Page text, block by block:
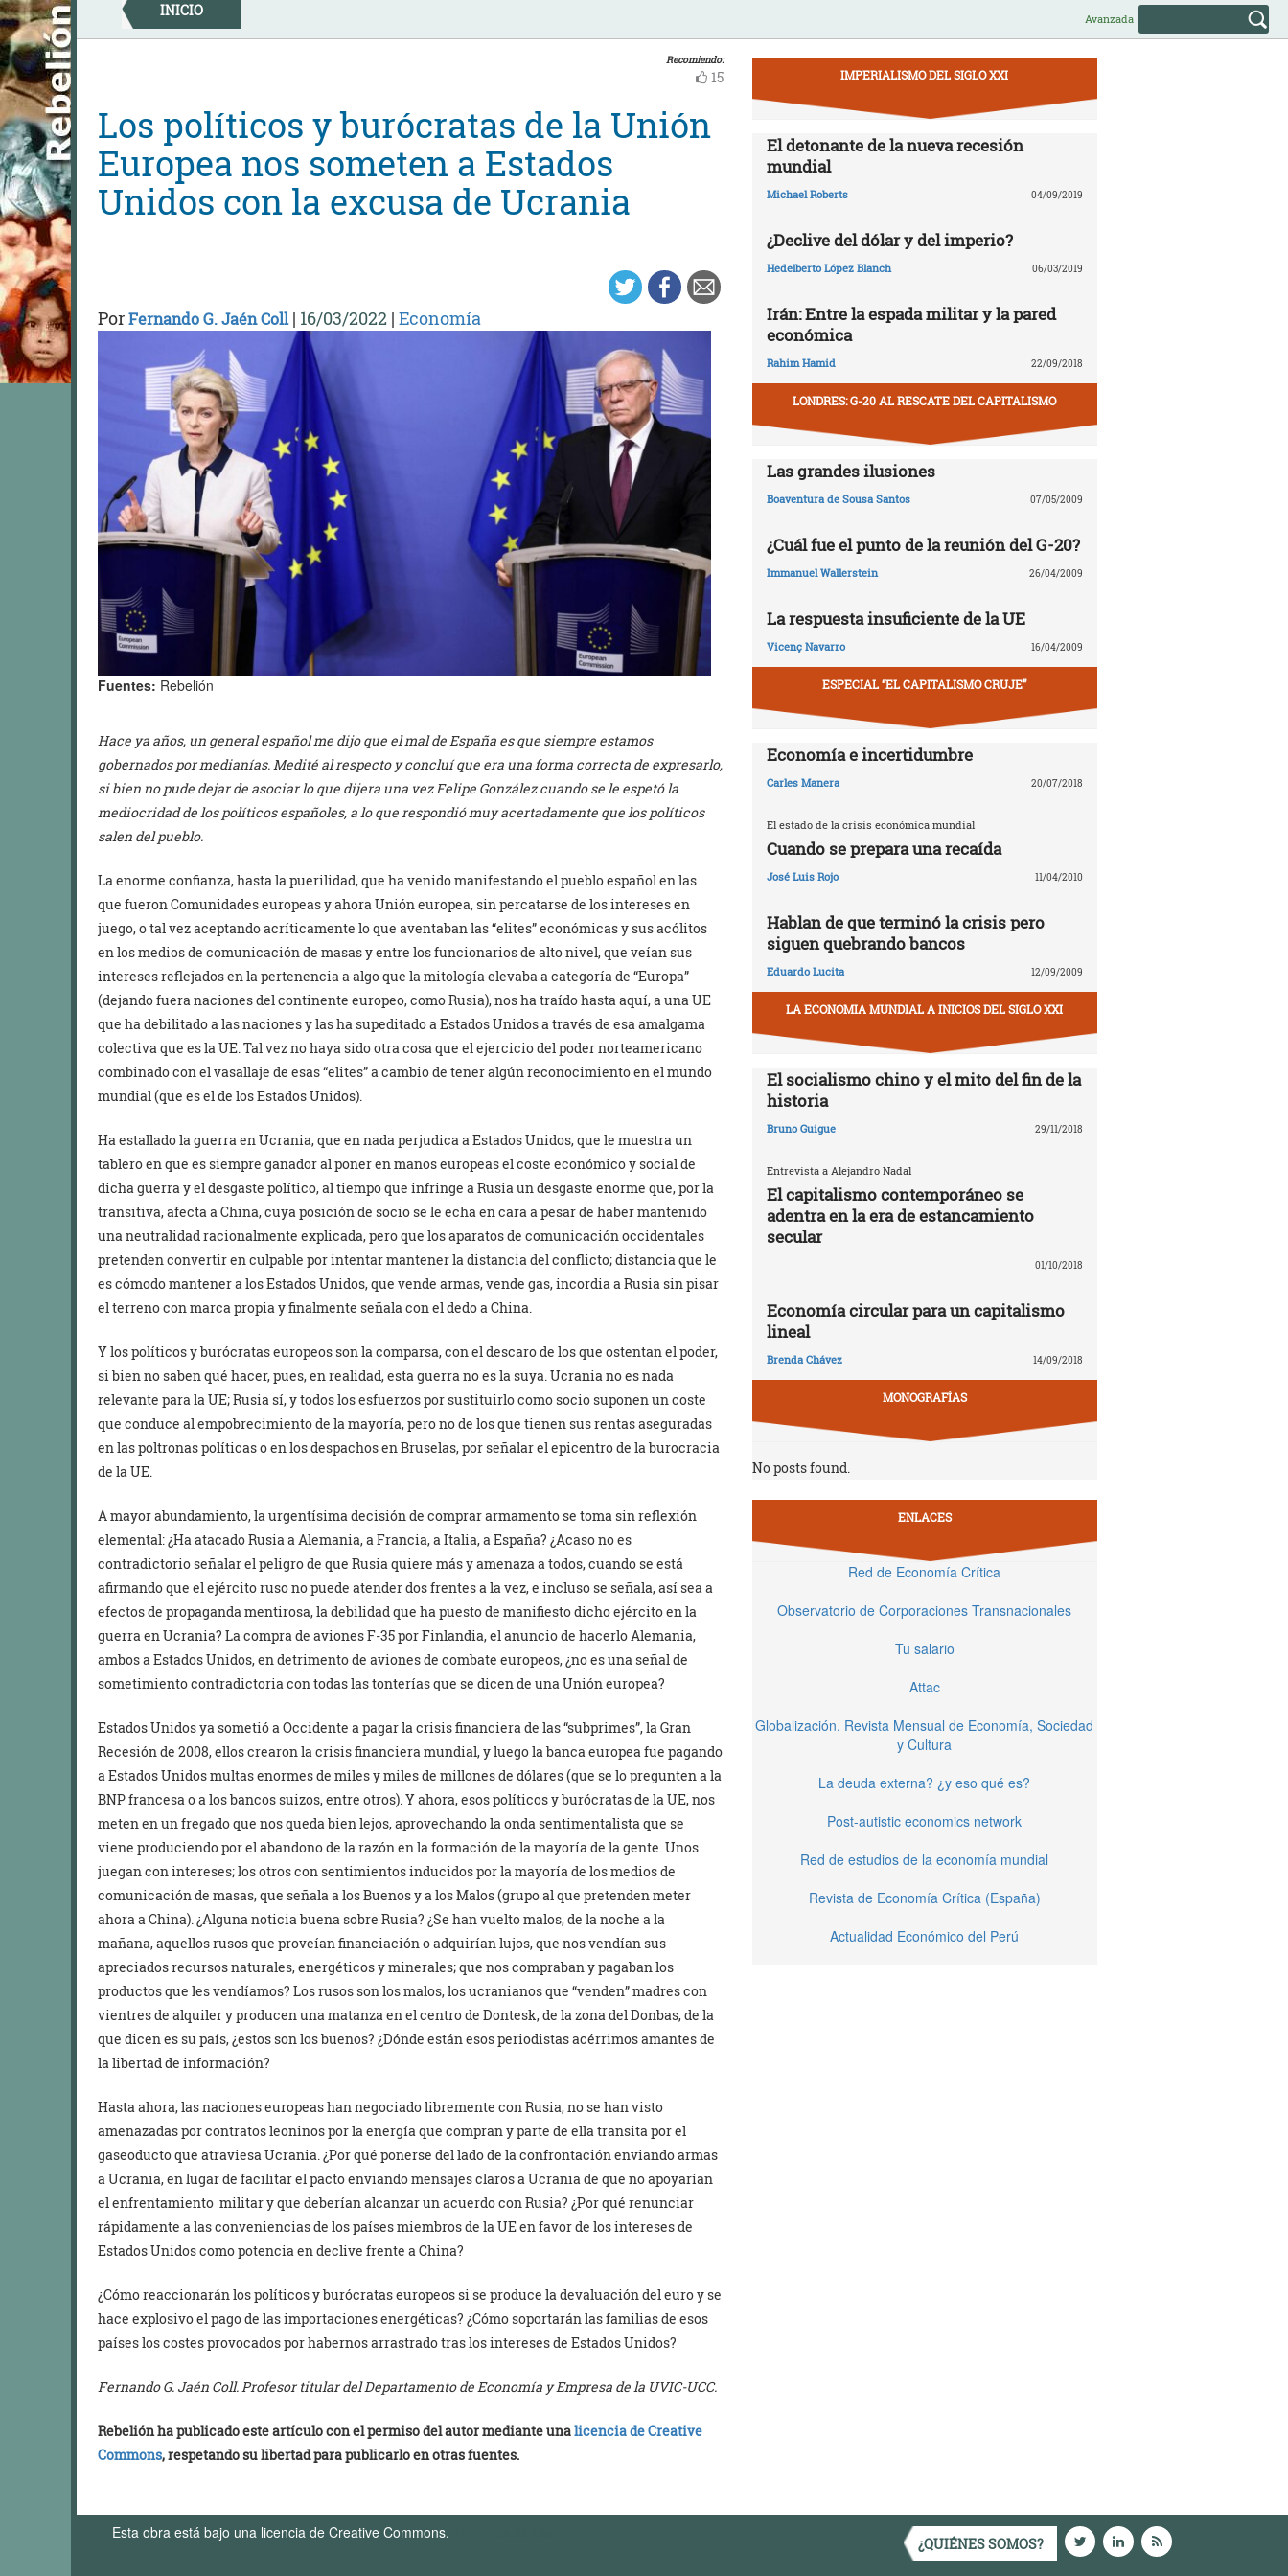
Skip
to
content
INICIO Avanzada
Recomiendo:
15
Los políticos y burócratas de la Unión
Europea nos someten a Estados
Unidos con la excusa de Ucrania
PorFernando G. Jaén Coll| 16/03/2022 | Economía
Fuentes: Rebelión
Hace ya años, un general español me dijo que el mal de España es que siempre estamos
gobernados por medianías. Medité al respecto y concluí que era una forma correcta de expresarlo,
si bien no pude dejar de asociar lo que dijera una vez Felipe González cuando se le espetó la
mediocridad de los políticos españoles, a lo que respondió muy acertadamente que los políticos
salen del pueblo.
La enorme confianza, hasta la puerilidad, que ha venido manifestando el pueblo español en las
que fueron Comunidades europeas y ahora Unión europea, sin percatarse de los intereses en
juego, o tal vez aceptando acríticamente lo que aventaban las “elites” económicas y sus acólitos
en los medios de comunicación de masas y entre los funcionarios de alto nivel, que veían sus
intereses reflejados en la pertenencia a algo que la mitología elevaba a categoría de “Europa”
(dejando fuera naciones del continente europeo, como Rusia), nos ha traído hasta aquí, a una UE
que ha debilitado a las naciones y las ha supeditado a Estados Unidos a través de esa amalgama
colectiva que es la UE. Tal vez no haya sido otra cosa que el ejercicio del poder norteamericano
combinado con el vasallaje de esas “elites” a cambio de tener algún reconocimiento en el mundo
mundial (que es el de los Estados Unidos).
Ha estallado la guerra en Ucrania, que en nada perjudica a Estados Unidos, que le muestra un
tablero en que es siempre ganador al poner en manos europeas el coste económico y social de
dicha guerra y el desgaste político, al tiempo que infringe a Rusia un desgaste enorme que, por la
transitiva, afecta a China, cuya posición de socio se le echa en cara a pesar de haber mantenido
una neutralidad racionalmente explicada, pero que los aparatos de comunicación occidentales
pretenden convertir en culpable por intentar mantener la distancia del conflicto; distancia que le
es cómodo mantener a los Estados Unidos, que vende armas, vende gas, incordia a Rusia sin pisar
el terreno con marca propia y finalmente señala con el dedo a China.
Y los políticos y burócratas europeos son la comparsa, con el descaro de los que ostentan el poder,
si bien no saben qué hacer, pues, en realidad, esta guerra no es la suya. Ucrania no es nada
relevante para la UE; Rusia sí, y todos los esfuerzos por sustituirlo como socio suponen un coste
que conduce al empobrecimiento de la mayoría, pero no de los que tienen sus rentas aseguradas
en las poltronas políticas o en los despachos en Bruselas, por señalar el epicentro de la burocracia
de la UE.
A mayor abundamiento, la urgentísima decisión de comprar armamento se toma sin reflexión
elemental: ¿Ha atacado Rusia a Alemania, a Francia, a Italia, a España? ¿Acaso no es
contradictorio señalar el peligro de que Rusia quiere más y amenaza a todos, cuando se está
afirmando que el ejército ruso no puede atender dos frentes a la vez, e incluso se señala, así sea a
efectos de propaganda mentirosa, la debilidad que ha puesto de manifiesto dicho ejército en la
guerra en Ucrania? La compra de aviones F-35 por Finlandia, el anuncio de hacerlo Alemania,
ambos a Estados Unidos, en detrimento de aviones de combate europeos, ¿no es una señal de
sometimiento contradictoria con todas las tonterías que se dicen de una Unión europea?
Estados Unidos ya sometió a Occidente a pagar la crisis financiera de las “subprimes”, la Gran
Recesión de 2008, ellos crearon la crisis financiera mundial, y luego la banca europea fue pagando
a Estados Unidos multas enormes de miles y miles de millones de dólares (que se lo pregunten a la
BNP francesa o a los bancos suizos, entre otros). Y ahora, esos políticos y burócratas de la UE, nos
meten en un fregado que nos queda bien lejos, aprovechando la onda sentimentalista que se
viene produciendo por el abandono de la razón en la formación de la mayoría de la gente. Unos
juegan con intereses; los otros con sentimientos inducidos por la mayoría de los medios de
comunicación de masas, que señala a los Buenos y a los Malos (grupo al que pretenden meter
ahora a China). ¿Alguna noticia buena sobre Rusia? ¿Se han vuelto malos, de la noche a la
mañana, aquellos rusos que proveían financiación o adquirían lujos, que nos vendían sus
apreciados recursos naturales, energéticos y minerales; que nos compraban y pagaban los
productos que les vendíamos? Los rusos son los malos, los ucranianos que “venden” madres con
vientres de alquiler y producen una matanza en el centro de Dontesk, de la zona del Donbas, de la
que dicen es su país, ¿estos son los buenos? ¿Dónde están esos periodistas acérrimos amantes de
la libertad de información?
Hasta ahora, las naciones europeas han negociado libremente con Rusia, no se han visto
amenazadas por contratos leoninos por la energía que compran y parte de ella transita por el
gaseoducto que atraviesa Ucrania. ¿Por qué ponerse del lado de la confrontación enviando armas
a Ucrania, en lugar de facilitar el pacto enviando mensajes claros a Ucrania de que no apoyarían
el enfrentamiento militar y que deberían alcanzar un acuerdo con Rusia? ¿Por qué renunciar
rápidamente a las conveniencias de los países miembros de la UE en favor de los intereses de
Estados Unidos como potencia en declive frente a China?
¿Cómo reaccionarán los políticos y burócratas europeos si se produce la devaluación del euro y se
hace explosivo el pago de las importaciones energéticas? ¿Cómo soportarán las familias de esos
países los costes provocados por habernos arrastrado tras los intereses de Estados Unidos?
Fernando G. Jaén Coll. Profesor titular del Departamento de Economía y Empresa de la UVIC-UCC.
Rebelión ha publicado este artículo con el permiso del autor mediante unalicencia de Creative
Commons, respetando su libertad para publicarlo en otras fuentes.
IMPERIALISMO DEL SIGLO XXI
El detonante de la nueva recesión
mundial
Michael Roberts 04/09/2019
¿Declive del dólar y del imperio?
Hedelberto López Blanch 06/03/2019
Irán: Entre la espada militar y la pared
económica
Rahim Hamid 22/09/2018
LONDRES: G-20 AL RESCATE DEL CAPITALISMO
Las grandes ilusiones
Boaventura de Sousa Santos 07/05/2009
¿Cuál fue el punto de la reunión del G-20?
Immanuel Wallerstein 26/04/2009
La respuesta insuficiente de la UE
Vicenç Navarro 16/04/2009
ESPECIAL “EL CAPITALISMO CRUJE”
Economía e incertidumbre
Carles Manera 20/07/2018
El estado de la crisis económica mundial
Cuando se prepara una recaída
José Luis Rojo 11/04/2010
Hablan de que terminó la crisis pero
siguen quebrando bancos
Eduardo Lucita 12/09/2009
LA ECONOMIA MUNDIAL A INICIOS DEL SIGLO XXI
El socialismo chino y el mito del fin de la
historia
Bruno Guigue 29/11/2018
Entrevista a Alejandro Nadal
El capitalismo contemporáneo se
adentra en la era de estancamiento
secular
01/10/2018
Economía circular para un capitalismo
lineal
Brenda Chávez 14/09/2018
MONOGRAFÍAS
No posts found.
ENLACES
Red de Economía Crítica
Observatorio de Corporaciones Transnacionales
Tu salario
Attac
Globalización. Revista Mensual de Economía, Sociedad
y Cultura
La deuda externa? ¿y eso qué es?
Post-autistic economics network
Red de estudios de la economía mundial
Revista de Economía Crítica (España)
Actualidad Económico del Perú
Esta obra está bajo una licencia de Creative Commons.
¿QUIÉNES SOMOS?